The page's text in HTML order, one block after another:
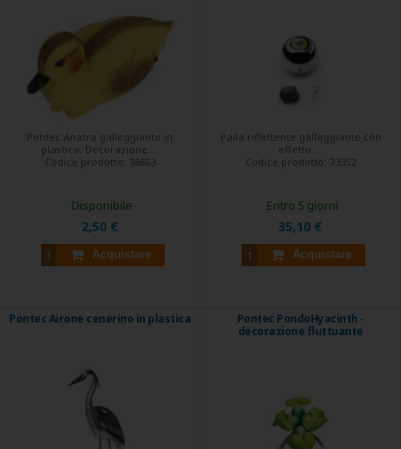
Pontec Anatra galleggiante in
plastica. Decorazione ...
Codice prodotto: 36863
2,50 €
Acquistare
Disponibile
Palla riflettente galleggiante con
effetto ...
Codice prodotto: 73352
35,10 €
Acquistare
Entro 5 giorni
Pontec Airone cenerino in plastica
Pontec PondoHyacinth -
decorazione fluttuante